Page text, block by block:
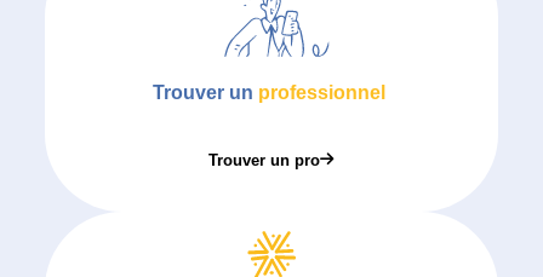
Trouver un professionnel
Trouver un pro